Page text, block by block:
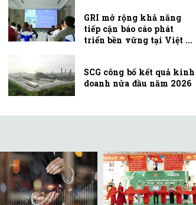
GRI mở rộng khả năng
tiếp cận báo cáo phát
triển bền vững tại Việt ...
SCG công bố kết quả kinh
doanh nửa đầu năm 2026